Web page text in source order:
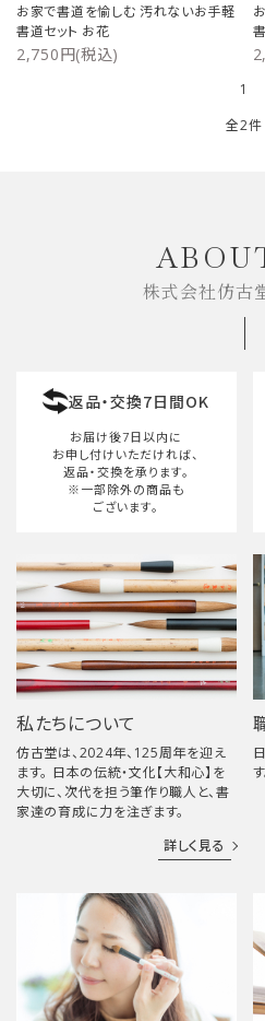
プライバシーポリシー
お家で書道を愉しむ 汚れないお手軽
書道セット お花
2,750円(税込)
1
全2件
株式会社仿古
返品・交換7日間OK
お届け後7日以内に
お申し付けいただければ、
返品・交換を承ります。
※一部除外の商品も
ございます。
私たちについて
仿古堂は、2024年、125周年を迎え
ます。 日本の伝統・文化【大和心】を
大切に、次代を担う筆作り職人と、書
家達の育成に力を注ぎます。
詳しく見る
す